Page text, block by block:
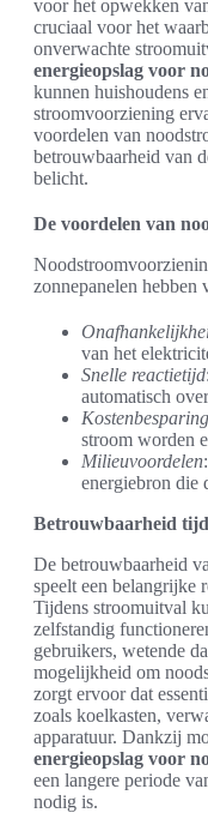
voor het opwekken
cruciaal voor het
onverwachte
energieopslag voor
kunnen huishoudens
stroomvoorziening
voordelen van
betrouwbaarheid van
belicht.
De voordelen van
zonnepanelen hebben
van het
Snelle reactietijd
automatisch
Kostenbesparing
stroom worden
Milieuvoordelen
energiebron die
Betrouwbaarheid
De betrouwbaarheid
speelt een belangrijke
Tijdens stroomuitval
zelfstandig
gebruikers, wetende
mogelijkheid om
zorgt ervoor dat
zoals koelkasten,
apparatuur. Dankzij
energieopslag voor
een langere periode
nodig is.